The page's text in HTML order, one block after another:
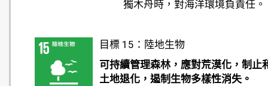
獨木舟時，對海洋環境負責任。
目標 15：陸地生物
可持續管理森林，應對荒漠化，制止
土地退化，遏制生物多樣性消失。